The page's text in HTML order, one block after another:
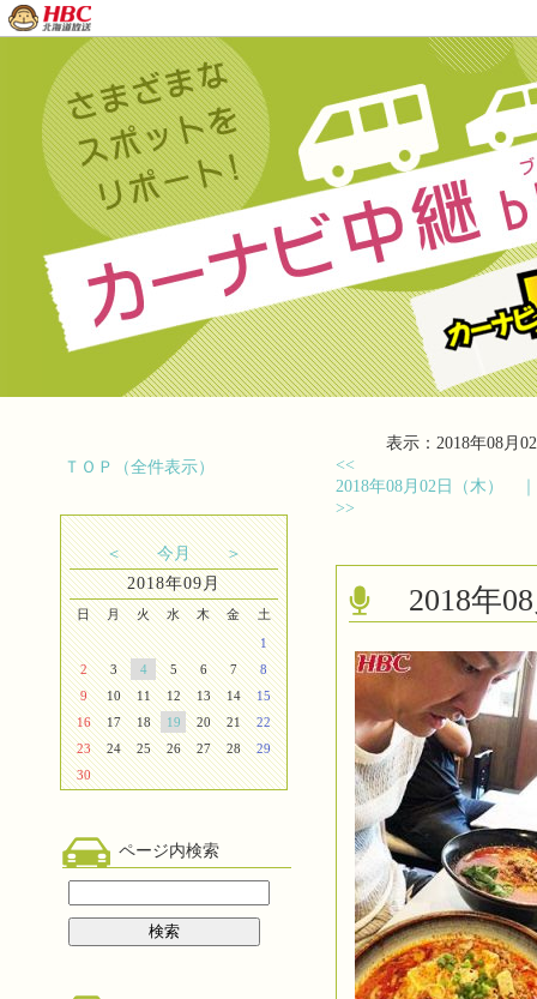
ＴＯＰ（全件表示）
＜ 今月
＞
2018年09月
日 月 火 水 木 金
土
1
2
3 4 5 6 7
8
9
10 11 12 13 14
15
16
17 18 19 20 21
22
23
24 25 26 27 28
29
30
ページ内検索
表示：2018年08月02
<<
2018年08月02日（木）
>>
2018年